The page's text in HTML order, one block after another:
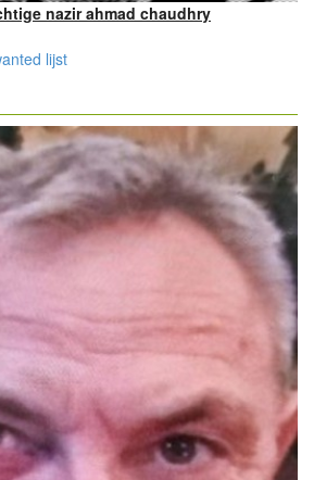
nazir ahmad chaudhry
lijst